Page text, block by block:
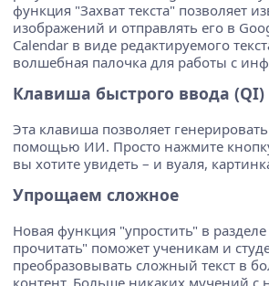
функция "Захват текста" позволяет
изображений и отправлять его в
Calendar в виде редактируемого
волшебная палочка для работы с
Клавиша быстрого ввода (QI)
Эта клавиша позволяет
помощью ИИ. Просто нажмите
вы хотите увидеть – и вуаля,
Упрощаем сложное
Новая функция "упростить" в
прочитать" поможет ученикам и
преобразовывать сложный текст в
контент. Больше никаких мучений с